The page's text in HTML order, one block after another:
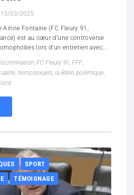
15/03/2025
Aïrine Fontaine (FC Fleury 91,
est au cœur d’une controverse
lors d’un entretien avec...
, FC Fleury 91, FFF,
, homosexuels, la Bible, polémique,
SPORT
TÉMOIGNAGE